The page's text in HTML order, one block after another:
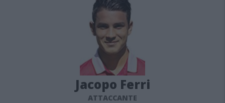
Jacopo Ferri
ATTACCANTE